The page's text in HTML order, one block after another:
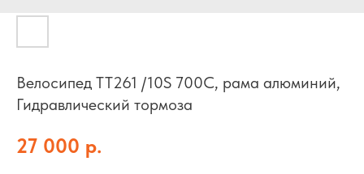
Велосипед TT261 /10S 700C, рама алюминий,
Гидравлический тормоза
27 000 р.